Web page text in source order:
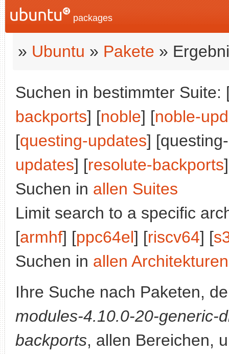
packages
» Ubuntu » Pakete »
Suchen in bestimmter Suite:
backports] [noble] [noble-
[questing-updates]
updates] [resolute-backports
Suchen in allen Suites
Limit search to a specific
[armhf] [ppc64el] [riscv64] [
Suchen in allen Architekturen
Ihre Suche nach Paketen,
modules-4.10.0-20-generic-
backports, allen Bereichen,